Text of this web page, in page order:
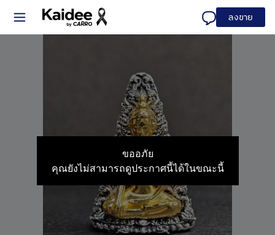
ลงขาย
ขออภัย
คุณยังไม่สามารถดูประกาศนี้ได้ในขณะนี้